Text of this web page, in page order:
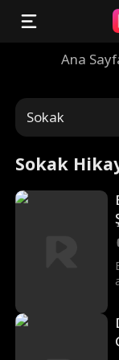
Ana
Sokak
Sokak